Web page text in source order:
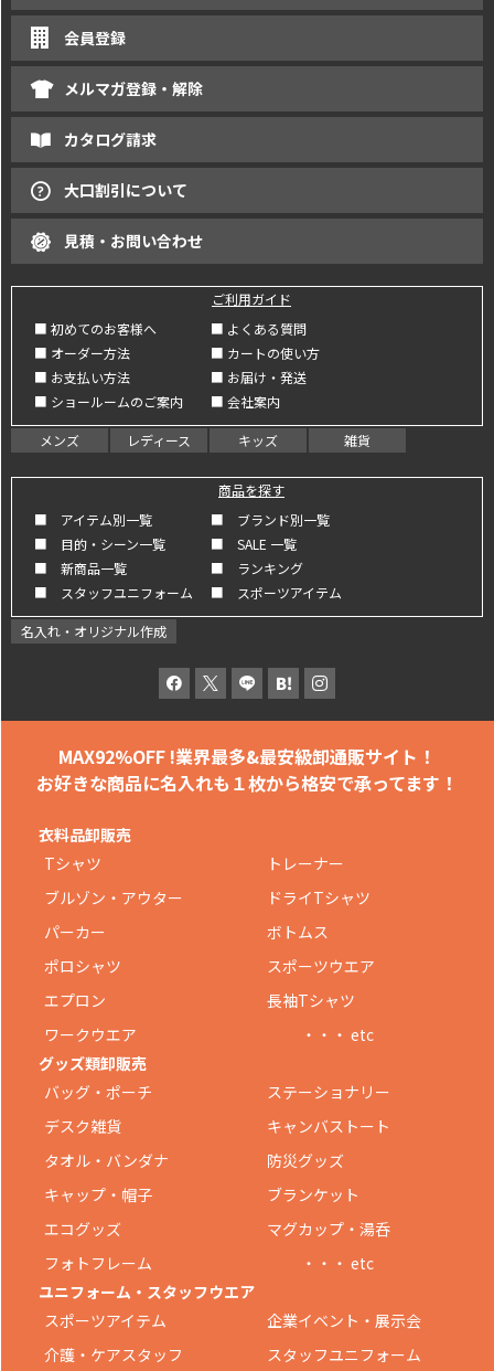
会員登録
メルマガ登録・解除
カタログ請求
大口割引について
見積・お問い合わせ
ご利用ガイド
■ 初めてのお客様へ
■ よくある質問
■ オーダー方法
■ カートの使い方
■ お支払い方法
■ お届け・発送
■ ショールームのご案内
■ 会社案内
メンズ レディース キッズ 雑貨
商品を探す
■ アイテム別一覧
■ ブランド別一覧
■ 目的・シーン一覧
■ SALE 一覧
■ 新商品一覧
■ ランキング
■ スタッフユニフォーム
■ スポーツアイテム
名入れ・オリジナル作成
MAX92%OFF !業界最多&最安級卸通販サイト！
お好きな商品に名入れも １枚から格安で承ってます！
衣料品卸販売
Tシャツ
トレーナー
ブルゾン・アウター
ドライTシャツ
パーカー
ボトムス
ポロシャツ
スポーツウエア
エプロン
長袖Tシャツ
ワークウエア
・・・ etc
グッズ類卸販売
バッグ・ポーチ
ステーショナリー
デスク雑貨
キャンバストート
タオル・バンダナ
防災グッズ
キャップ・帽子
ブランケット
エコグッズ
マグカップ・湯呑
フォトフレーム
・・・ etc
ユニフォーム・スタッフウエア
スポーツアイテム
企業イベント・展示会
介護・ケアスタッフ
スタッフユニフォーム